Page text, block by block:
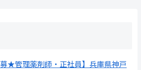
★管理薬剤師・正社員】兵庫県神戸